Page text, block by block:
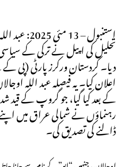
استنبول –
تحلیل کی اپیل نے ترکی کے
دیا۔ کردستان ورکرز پارٹی (پی
کے بعد کیا گیا، جو گروپ کے
رہنماؤں نے شمالی عراق میں
ڈالنے کی تصدیق کی۔